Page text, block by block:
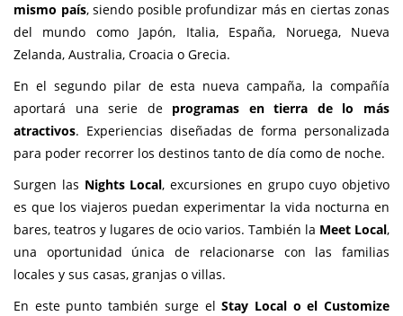
mismo país, siendo posible profundizar más en ciertas zonas
del mundo como Japón, Italia, España, Noruega, Nueva
Zelanda, Australia, Croacia o Grecia.
En el segundo pilar de esta nueva campaña, la compañía
aportará una serie de programas en tierra de lo más
atractivos. Experiencias diseñadas de forma personalizada
para poder recorrer los destinos tanto de día como de noche.
Surgen las Nights Local, excursiones en grupo cuyo objetivo
es que los viajeros puedan experimentar la vida nocturna en
bares, teatros y lugares de ocio varios. También la Meet Local,
una oportunidad única de relacionarse con las familias
locales y sus casas, granjas o villas.
En este punto también surge elStay Local o el Customize